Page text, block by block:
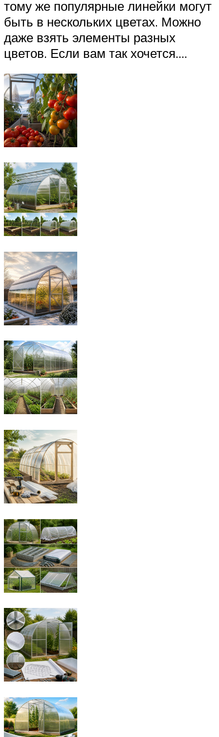
тому же популярные линейки могут
быть в нескольких цветах. Можно
даже взять элементы разных
цветов. Если вам так хочется….